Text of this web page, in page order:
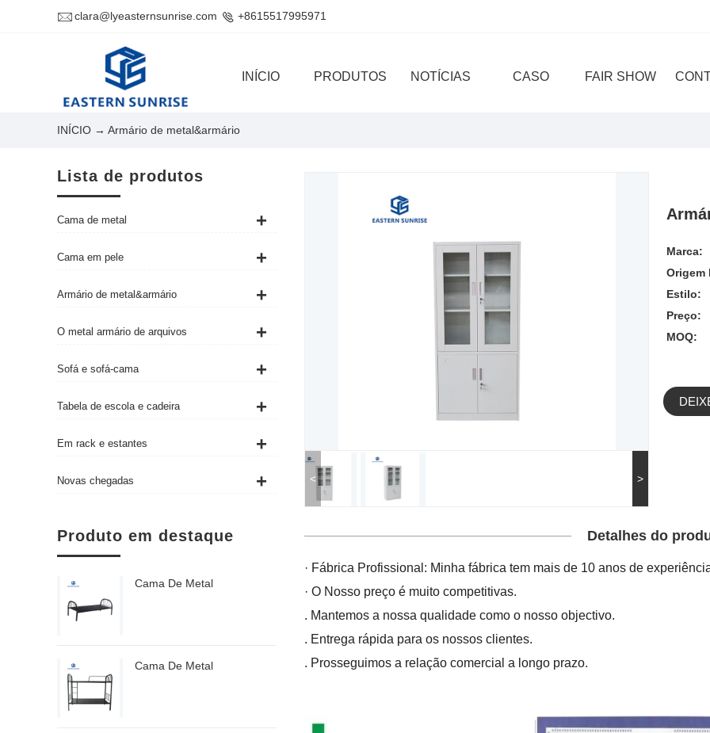
clara@lyeasternsunrise.com +8615517995971
INÍCIO PRODUTOS NOTÍCIAS CASO FAIR SHOW
INÍCIO → Armário de metal&armário
Lista de produtos
Cama de metal
Cama em pele
Armário de metal&armário
O metal armário de arquivos
Sofá e sofá-cama
Tabela de escola e cadeira
Em rack e estantes
Novas chegadas
Produto em destaque
Cama De Metal
Cama De Metal
>
<
Marca:
Origem
Estilo:
Preço:
MOQ:
Detalhes do
· Fábrica Profissional: Minha fábrica tem mais de 10 anos de
· O Nosso preço é muito competitivas.
. Mantemos a nossa qualidade como o nosso objectivo.
. Entrega rápida para os nossos clientes.
. Prosseguimos a relação comercial a longo prazo.